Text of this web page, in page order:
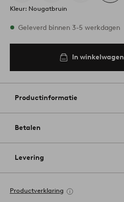
Kleur: Nougatbruin
Op voorraad
Geleverd binnen 3-5 werkdagen
In winkelwagen
Productinformatie
Betalen
Levering
Productverklaring